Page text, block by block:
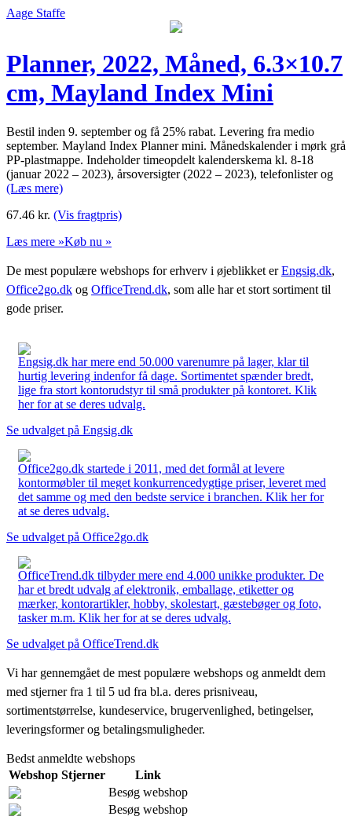
Aage Staffe
Planner, 2022, Måned, 6.3×10.7
cm, Mayland Index Mini
Bestil inden 9. september og få 25% rabat. Levering fra medio
september. Mayland Index Planner mini. Månedskalender i mørk grå
PP-plastmappe. Indeholder timeopdelt kalenderskema kl. 8-18
(januar 2022 – 2023), årsoversigter (2022 – 2023), telefonlister og
(Læs mere)
67.46 kr. (Vis fragtpris)
Læs mere »Køb nu »
De mest populære webshops for erhverv i øjeblikket erEngsig.dk,
Office2go.dk og OfficeTrend.dk, som alle har et stort sortiment til
gode priser.
Engsig.dk har mere end 50.000 varenumre på lager, klar til
hurtig levering indenfor få dage. Sortimentet spænder bredt,
lige fra stort kontorudstyr til små produkter på kontoret. Klik
her for at se deres udvalg.
Se udvalget på Engsig.dk
Office2go.dk startede i 2011, med det formål at levere
kontormøbler til meget konkurrencedygtige priser, leveret med
det samme og med den bedste service i branchen. Klik her for
at se deres udvalg.
Se udvalget på Office2go.dk
OfficeTrend.dk tilbyder mere end 4.000 unikke produkter. De
har et bredt udvalg af elektronik, emballage, etiketter og
mærker, kontorartikler, hobby, skolestart, gæstebøger og foto,
tasker m.m. Klik her for at se deres udvalg.
Se udvalget på OfficeTrend.dk
Vi har gennemgået de mest populære webshops og anmeldt dem
med stjerner fra 1 til 5 ud fra bl.a. deres prisniveau,
sortimentstørrelse, kundeservice, brugervenlighed, betingelser,
leveringsformer og betalingsmuligheder.
Bedst anmeldte webshops
Webshop Stjerner
Link
Besøg webshop
Besøg webshop